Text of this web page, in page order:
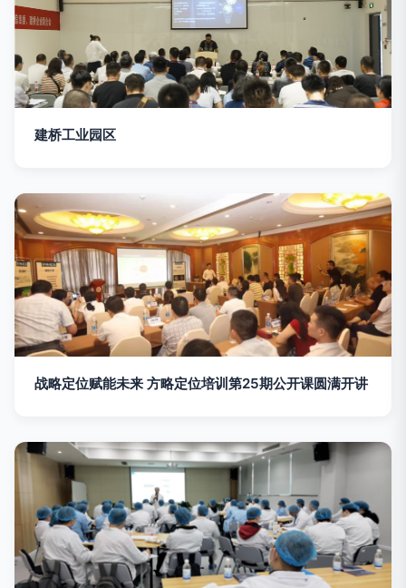
建桥工业园区
战略定位赋能未来 方略定位培训第25期公开课圆满开讲